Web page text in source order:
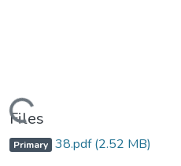
Loading...
Files
Primary 38.pdf(2.52 MB)